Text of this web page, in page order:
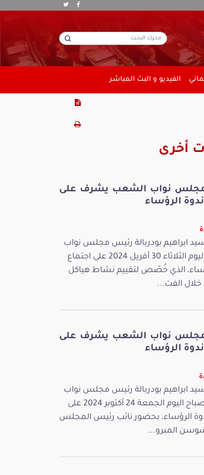
الفيديو و البث المباشر
أخرى
نواب الشعب يشرف على
الرؤساء
ابراهيم بودربالة رئيس مجلس نواب
الشعب اليوم الثلاثاء 30 أفريل 2024 على اجتماع
الذي خُصّص لتقييم نشاط هياكل
الفت...
نواب الشعب يشرف على
الرؤساء
ابراهيم بودربالة رئيس مجلس نواب
الشعب صباح اليوم الجمعة 24 أكتوبر 2024 على
الرؤساء، بحضور نائب رئيس المجلس
المبرو...